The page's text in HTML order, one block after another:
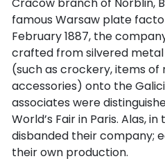
famous Warsaw plate
February 1887, the
crafted from silvered
(such as crockery, items of
accessories) onto the
associates were
World’s Fair in Paris. Alas,
disbanded their company;
their own production.